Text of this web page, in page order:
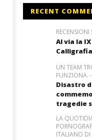
RECENT
Al via la
UN TEAM
FUNZIONA.
Disastro
tragedie
LA
ITALIANO DI